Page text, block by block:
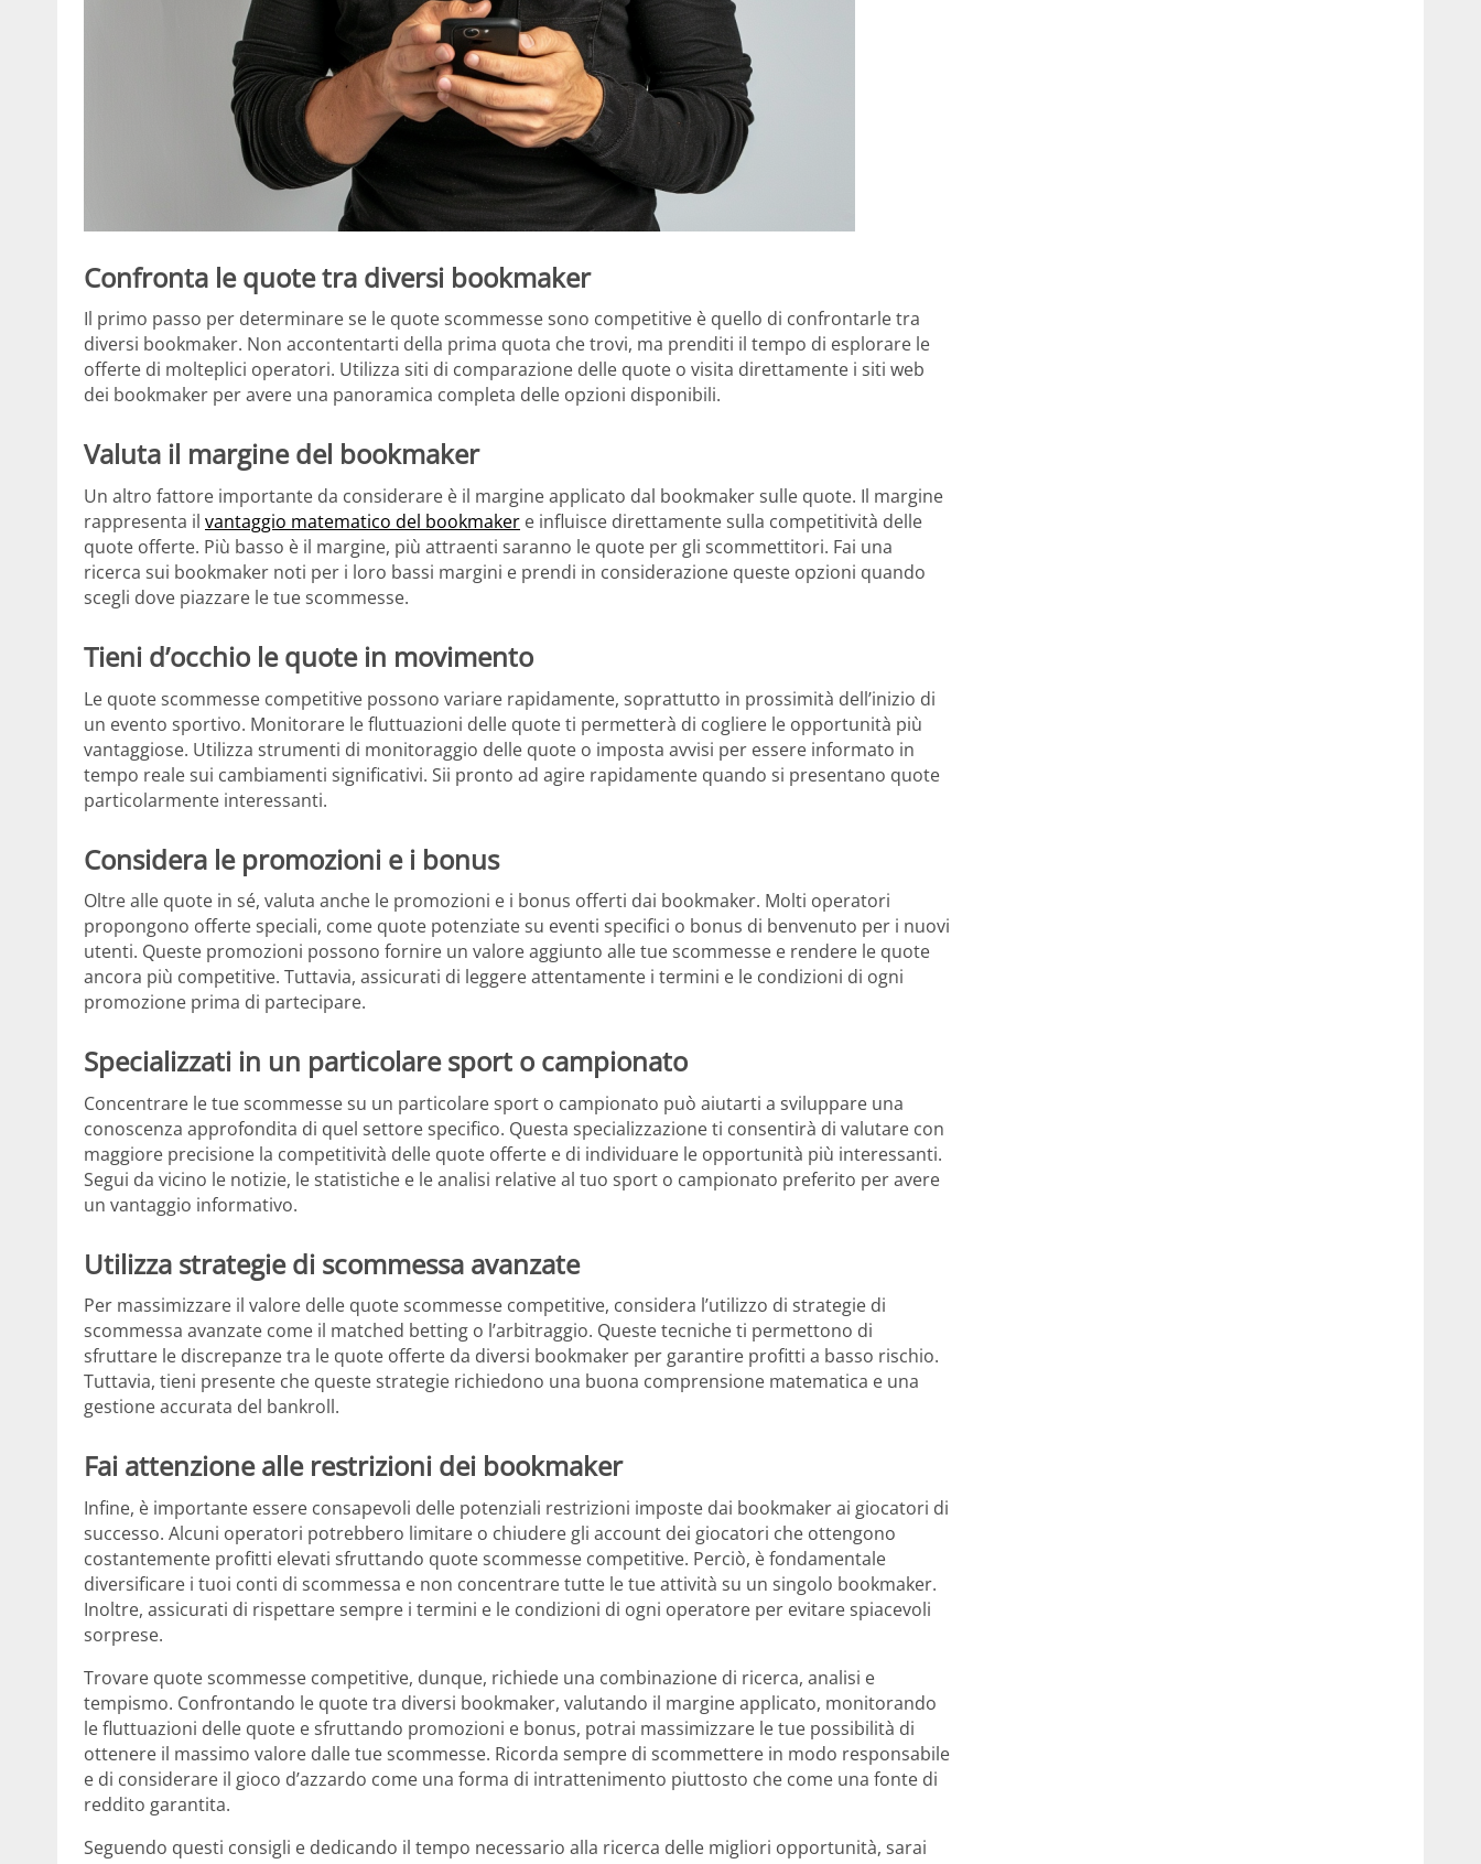
Confronta le quote tra diversi bookmaker
Il primo passo per determinare se le quote scommesse sono competitive è quello di confrontarle tra
diversi bookmaker. Non accontentarti della prima quota che trovi, ma prenditi il tempo di esplorare le
offerte di molteplici operatori. Utilizza siti di comparazione delle quote o visita direttamente i siti web
dei bookmaker per avere una panoramica completa delle opzioni disponibili.
Valuta il margine del bookmaker
Un altro fattore importante da considerare è il margine applicato dal bookmaker sulle quote. Il margine
rappresenta il vantaggio matematico del bookmaker e influisce direttamente sulla competitività delle
quote offerte. Più basso è il margine, più attraenti saranno le quote per gli scommettitori. Fai una
ricerca sui bookmaker noti per i loro bassi margini e prendi in considerazione queste opzioni quando
scegli dove piazzare le tue scommesse.
Tieni d’occhio le quote in movimento
Le quote scommesse competitive possono variare rapidamente, soprattutto in prossimità dell’inizio di
un evento sportivo. Monitorare le fluttuazioni delle quote ti permetterà di cogliere le opportunità più
vantaggiose. Utilizza strumenti di monitoraggio delle quote o imposta avvisi per essere informato in
tempo reale sui cambiamenti significativi. Sii pronto ad agire rapidamente quando si presentano quote
particolarmente interessanti.
Considera le promozioni e i bonus
Oltre alle quote in sé, valuta anche le promozioni e i bonus offerti dai bookmaker. Molti operatori
propongono offerte speciali, come quote potenziate su eventi specifici o bonus di benvenuto per i nuovi
utenti. Queste promozioni possono fornire un valore aggiunto alle tue scommesse e rendere le quote
ancora più competitive. Tuttavia, assicurati di leggere attentamente i termini e le condizioni di ogni
promozione prima di partecipare.
Specializzati in un particolare sport o campionato
Concentrare le tue scommesse su un particolare sport o campionato può aiutarti a sviluppare una
conoscenza approfondita di quel settore specifico. Questa specializzazione ti consentirà di valutare con
maggiore precisione la competitività delle quote offerte e di individuare le opportunità più interessanti.
Segui da vicino le notizie, le statistiche e le analisi relative al tuo sport o campionato preferito per avere
un vantaggio informativo.
Utilizza strategie di scommessa avanzate
Per massimizzare il valore delle quote scommesse competitive, considera l’utilizzo di strategie di
scommessa avanzate come il matched betting o l’arbitraggio. Queste tecniche ti permettono di
sfruttare le discrepanze tra le quote offerte da diversi bookmaker per garantire profitti a basso rischio.
Tuttavia, tieni presente che queste strategie richiedono una buona comprensione matematica e una
gestione accurata del bankroll.
Fai attenzione alle restrizioni dei bookmaker
Infine, è importante essere consapevoli delle potenziali restrizioni imposte dai bookmaker ai giocatori di
successo. Alcuni operatori potrebbero limitare o chiudere gli account dei giocatori che ottengono
costantemente profitti elevati sfruttando quote scommesse competitive. Perciò, è fondamentale
diversificare i tuoi conti di scommessa e non concentrare tutte le tue attività su un singolo bookmaker.
Inoltre, assicurati di rispettare sempre i termini e le condizioni di ogni operatore per evitare spiacevoli
sorprese.
Trovare quote scommesse competitive, dunque, richiede una combinazione di ricerca, analisi e
tempismo. Confrontando le quote tra diversi bookmaker, valutando il margine applicato, monitorando
le fluttuazioni delle quote e sfruttando promozioni e bonus, potrai massimizzare le tue possibilità di
ottenere il massimo valore dalle tue scommesse. Ricorda sempre di scommettere in modo responsabile
e di considerare il gioco d’azzardo come una forma di intrattenimento piuttosto che come una fonte di
reddito garantita.
Seguendo questi consigli e dedicando il tempo necessario alla ricerca delle migliori opportunità, sarai